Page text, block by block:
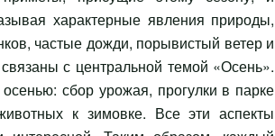
характерные явления природы,
частые дожди, порывистый ветер и
с центральной темой «Осень».
сбор урожая, прогулки в парке
к зимовке. Все эти аспекты